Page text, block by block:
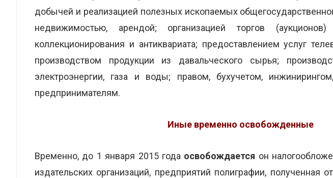
добычей и реализацией полезных ископаемых
недвижимостью, арендой; организацией торгов
коллекционирования и антиквариата; предоставлением услуг
производством продукции из давальческого сырья;
электроэнергии, газа и воды; правом, бухучетом,
предпринимателям.
Иные временно освобожденные
Временно, до 1 января 2015 года освобождается он
издательских организаций, предприятий полиграфии, полученная